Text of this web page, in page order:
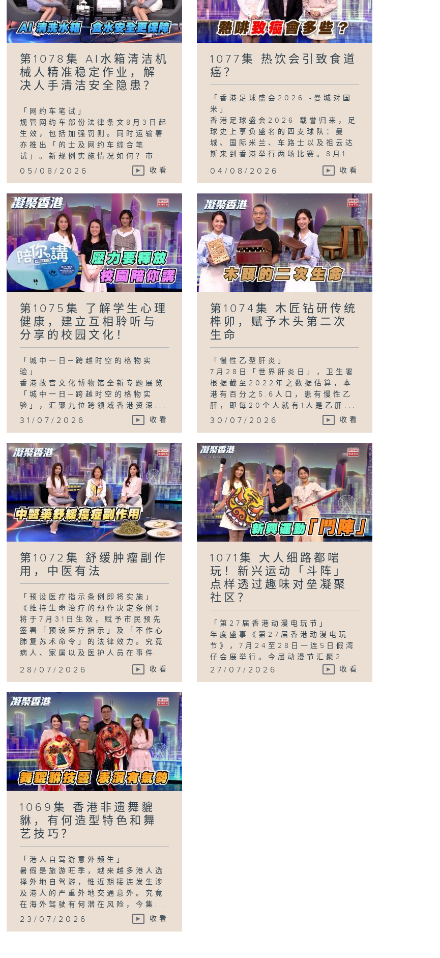
第1078集 AI水箱清洁机
械人精准稳定作业，解
决人手清洁安全隐患？
「网约车笔试」
规管网约车部份法律条文8月3日起
生效，包括加强罚则。同时运输署
亦推出「的士及网约车综合笔
试」。新规例实施情况如何？市...
05/08/2026 收看
1077集 热饮会引致食道
癌？
「香港足球盛会2026 -曼城对国
米」
香港足球盛会2026 载誉归来，足
球史上享负盛名的四支球队：曼
城、国际米兰、车路士以及祖云达
斯来到香港举行两场比赛。8月1...
04/08/2026 收看
第1075集 了解学生心理
健康，建立互相聆听与
分享的校园文化！
「城中一日─跨越时空的格物实
验」
香港故宫文化博物馆全新专题展览
「城中一日─跨越时空的格物实
验」，汇聚九位跨领域香港资深...
31/07/2026 收看
第1074集 木匠钻研传统
榫卯，赋予木头第二次
生命
「慢性乙型肝炎」
7月28日「世界肝炎日」，卫生署
根据截至2022年之数据估算，本
港有百分之5.6人口，患有慢性乙
肝，即每20个人就有1人是乙肝...
30/07/2026 收看
第1072集 舒缓肿瘤副作
用，中医有法
「预设医疗指示条例即将实施」
《维持生命治疗的预作决定条例》
将于7月31日生效，赋予市民预先
签署「预设医疗指示」及「不作心
肺复苏术命令」的法律效力。究竟
病人、家属以及医护人员在事件...
28/07/2026 收看
1071集 大人细路都啱
玩！新兴运动「斗阵」
点样透过趣味对垒凝聚
社区？
「第27届香港动漫电玩节」
年度盛事《第27届香港动漫电玩
节》，7月24至28日一连5日假湾
仔会展举行。今届动漫节汇聚2...
27/07/2026 收看
1069集 香港非遗舞貔
貅，有何造型特色和舞
艺技巧？
「港人自驾游意外频生」
暑假是旅游旺季，越来越多港人选
择外地自驾游，惟近期接连发生涉
及港人的严重外地交通意外。究竟
在海外驾驶有何潜在风险，今集...
23/07/2026 收看